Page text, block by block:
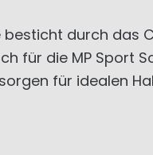
besticht durch
für die MP Sport
für idealen